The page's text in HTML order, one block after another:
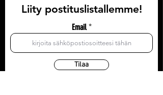
Liity postituslistallemme!
Email
Tilaa